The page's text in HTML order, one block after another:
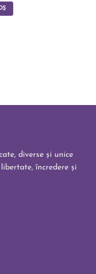
diverse și unice
încredere și